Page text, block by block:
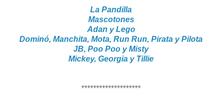
La Pandilla
Mascotones
Adan y Lego
Dominó, Manchita, Mota, Run Run, Pirata y Pilota
JB, Poo Poo y Misty
Mickey, Georgia y Tillie
********************